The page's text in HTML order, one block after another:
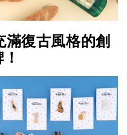
復古風格的創